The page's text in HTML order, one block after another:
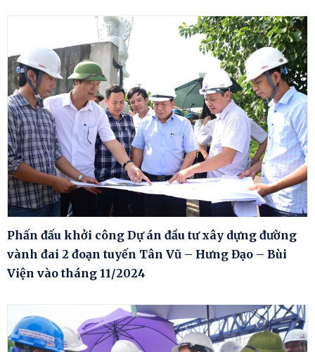
Phấn đấu khởi công Dự án đầu tư xây dựng đường
vành đai 2 đoạn tuyến Tân Vũ – Hưng Đạo – Bùi
Viện vào tháng 11/2024